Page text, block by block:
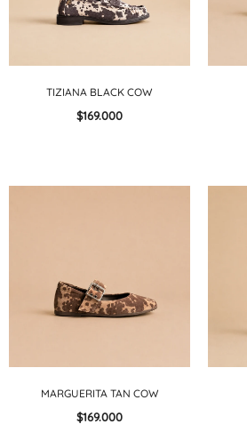
TIZIANA BLACK COW
$169.000
MARGUERITA TAN COW
$169.000